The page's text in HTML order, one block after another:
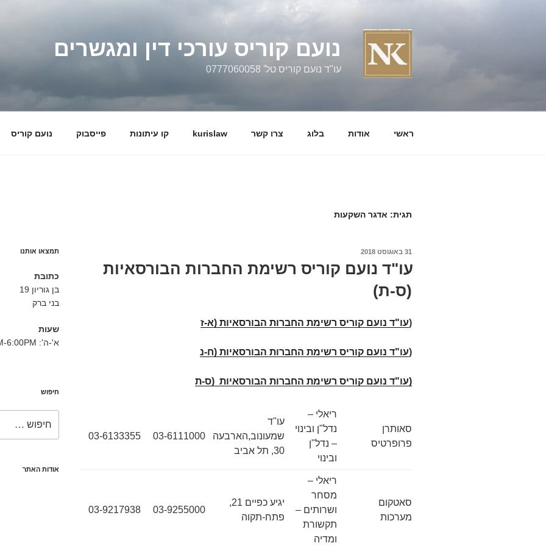
נועם קוריס עורכי דין ומגשרים
עו"ד נועם קוריס טל' 0777060058
ראשי אודות בלוג צרו קשר kurislaw קו עיתונות פייסבוק נועם קוריס
תגית: אדגר השקעות
פורסם
31 באוגוסט 2018
עו"ד נועם קוריס רשימת החברות הבורסאיות
(ס-ת)
(עו"ד נועם קוריס רשימת החברות הבורסאיות (א-ז
(עו"ד נועם קוריס רשימת החברות הבורסאיות (ח-נ
(עו"ד נועם קוריס רשימת החברות הבורסאיות (ס-ת
סאותרן
פרופרטיס
ריאלי –
נדל"ן ובינוי
– נדל"ן
ובינוי
עו"ד
שמעונוב,הארבעה
30, תל אביב
03-6111000
03-6133355
סאטקום
מערכות
ריאלי –
מסחר
ושרותים –
תקשורת
ומדיה
יגיע כפיים 21,
פתח-תקוה
03-9255000
03-9217938
תמצאו אותנו
כתובת
בן גוריון 19
בני ברק
שעות
א'-ה': 8:30AM-6:00PM
חיפוש
אודות האתר